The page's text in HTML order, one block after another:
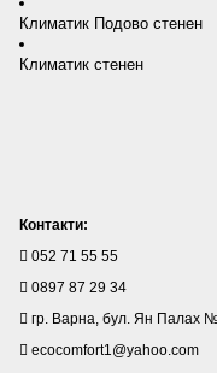
Климатик Подово стенен
Климатик стенен
Контакти:
052 71 55 55
0897 87 29 34
гр. Варна, бул. Ян Палах
ecocomfort1@yahoo.com